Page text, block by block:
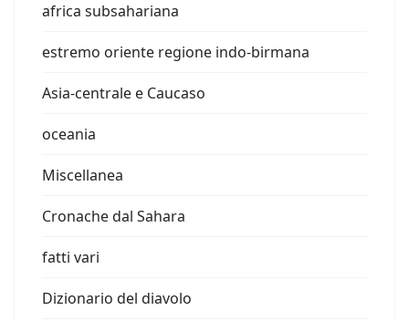
africa subsahariana
estremo oriente regione indo-birmana
Asia-centrale e Caucaso
oceania
Miscellanea
Cronache dal Sahara
fatti vari
Dizionario del diavolo